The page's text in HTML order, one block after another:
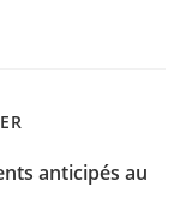
anticipés au